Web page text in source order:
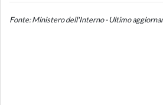
Fonte: Ministero dell'Interno - Ultimo